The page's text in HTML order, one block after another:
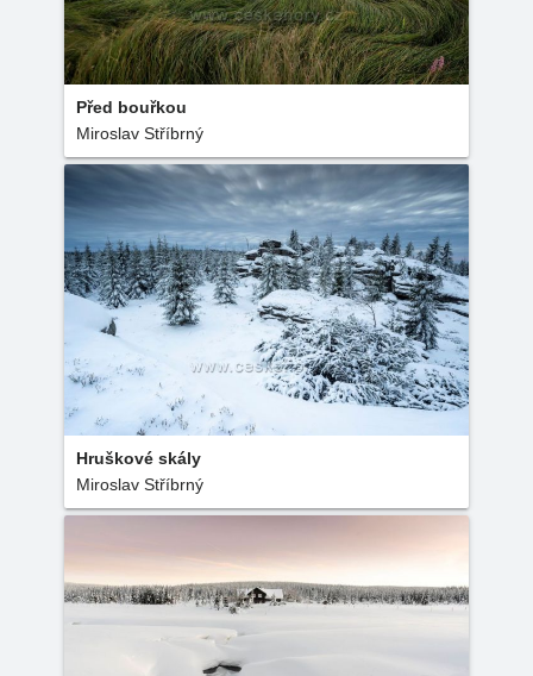
Před bouřkou
Miroslav Stříbrný
Hruškové skály
Miroslav Stříbrný